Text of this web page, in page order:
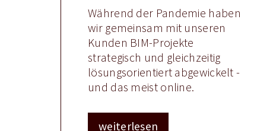
Während der Pandemie haben
wir gemeinsam mit unseren
Kunden BIM-Projekte
strategisch und gleichzeitig
lösungsorientiert abgewickelt -
und das meist online.
weiterlesen